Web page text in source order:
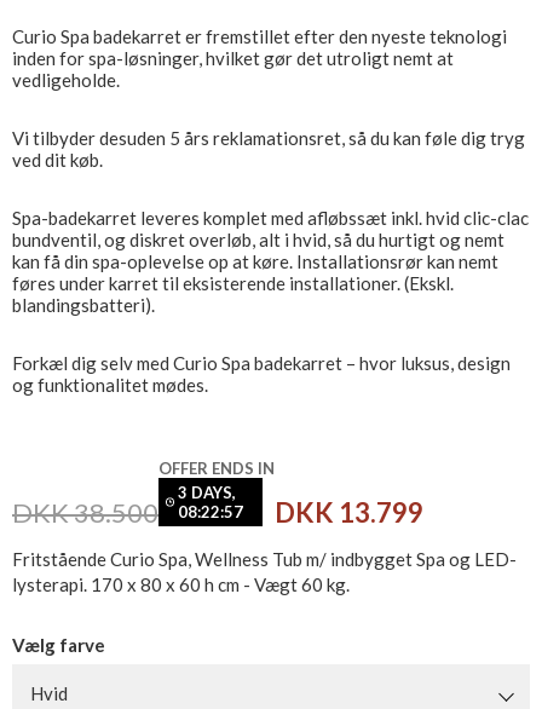
Curio Spa badekarret er fremstillet efter den nyeste teknologi
inden for spa-løsninger, hvilket gør det utroligt nemt at
vedligeholde.
Vi tilbyder desuden 5 års reklamationsret, så du kan føle dig tryg
ved dit køb.
Spa-badekarret leveres komplet med afløbssæt inkl. hvid clic-clac
bundventil, og diskret overløb, alt i hvid, så du hurtigt og nemt
kan få din spa-oplevelse op at køre. Installationsrør kan nemt
føres under karret til eksisterende installationer. (Ekskl.
blandingsbatteri).
Forkæl dig selv med Curio Spa badekarret – hvor luksus, design
og funktionalitet mødes.
DKK 38.500
OFFER ENDS IN
3 DAYS,
08:22:56
DKK 13.799
Fritstående Curio Spa, Wellness Tub m/ indbygget Spa og LED-
lysterapi. 170 x 80 x 60 h cm - Vægt 60 kg.
Vælg farve
Hvid